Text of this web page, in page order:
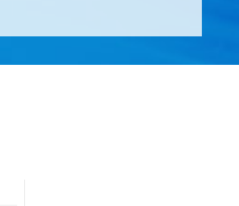
赛宝南京实验室、中国无委、美国
开展合作，可为客户提供CCC、C
本地化全球认证咨询服务。